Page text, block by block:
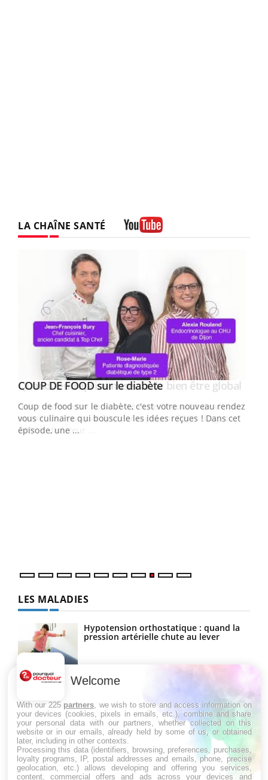
LA CHAÎNE SANTÉ
Youtube
COUP DE FOOD sur le diabèteYoutube
Coup de food sur le diabète, c'est votre nouveau rendez-
vous culinaire qui bouscule les idées reçues ! Dans cet
épisode, une ...
Youtube
Quand l’entreprise mise sur le bien être global
"Les rendez-vous de la santé et de la qualité de vie au
travail" de Pourquoi Docteur reçoivent Régis Blugeon,
DRH et directeur ...
LES MALADIES
Hypotension orthostatique : quand la
pression artérielle chute au lever
Drépanocytose : une déformation des
globules rouges aux conséquences
Maladie de Charcot (Sclérose latérale
amyotrophique)
Welcome
With our 225 partners , we wish to store and access information on
your devices (cookies, pixels in emails, etc.), combine and share
your personal data with our partners, whether collected on this
website or in our emails, already held by some of us, or obtained
later, including in other contexts.
Processing this data (identifiers, browsing, preferences, purchases,
loyalty programs, IP, postal addresses and emails, phone, precise
geolocation, etc.) allows developing and offering you services,
content, commercial offers and ads across your devices and